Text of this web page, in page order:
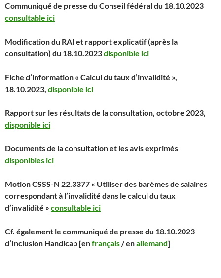
Communiqué de presse du Conseil fédéral du 18.10.2023
consultable ici
Modification du RAI et rapport explicatif (après la
consultation) du 18.10.2023disponible ici
Fiche d’information « Calcul du taux d’invalidité »,
18.10.2023, disponible ici
Rapport sur les résultats de la consultation, octobre 2023,
disponible ici
Documents de la consultation et les avis exprimés
disponibles ici
Motion CSSS-N 22.3377 « Utiliser des barèmes de salaires
correspondant à l’invalidité dans le calcul du taux
d’invalidité » consultable ici
Cf. également le communiqué de presse du 18.10.2023
d’Inclusion Handicap [enfrançais / enallemand]